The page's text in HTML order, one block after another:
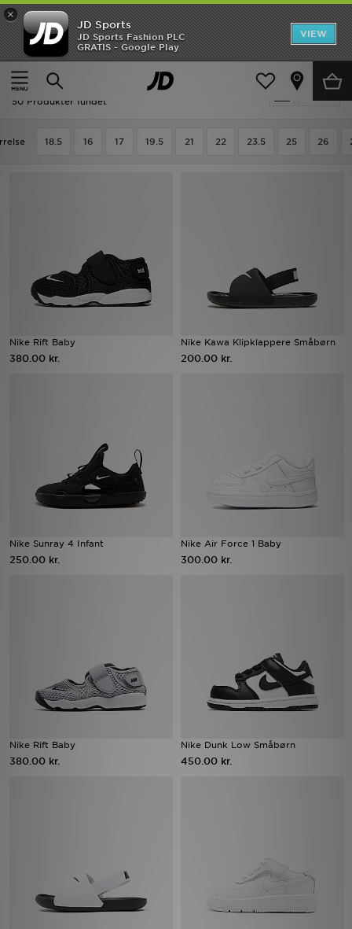
×
JD Sports
JD Sports Fashion PLC
GRATIS - Google Play
VIEW
Hjem
Børn Babysko (Størrelse 15-27)
Børn - Nike Babysko (Størrelse 15-27)
50 Produkter fundet
18.5 16 17 19.5 21 22 23.5 25 26
Nike Rift Baby
380.00 kr.
Nike Kawa Klipklappere Småbørn
200.00 kr.
Nike Sunray 4 Infant
250.00 kr.
Nike Air Force 1 Baby
300.00 kr.
Nike Rift Baby
380.00 kr.
Nike Dunk Low Småbørn
450.00 kr.
Hjem
Udsalg
Nyheder
Brands
Mine beskeder
Hjælp & information